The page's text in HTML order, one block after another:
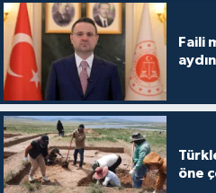
Faili
öne